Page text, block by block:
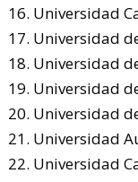
Universidad
Universidad
Universidad
Universidad
Universidad
Universidad
Universidad